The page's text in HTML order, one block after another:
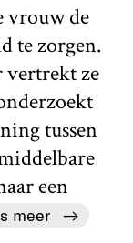
vrouw de
te zorgen.
vertrekt ze
tussen
een
meer